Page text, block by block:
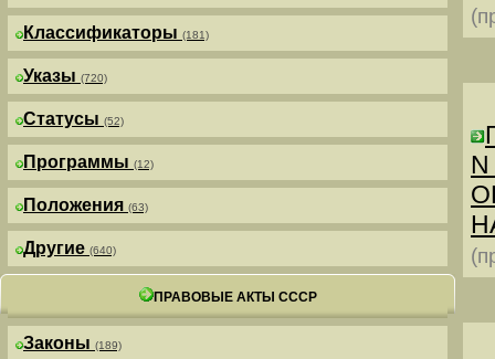
Классификаторы (181)
Указы (720)
Статусы (52)
Программы (12)
Положения (63)
Другие (640)
ПРАВОВЫЕ АКТЫ СССР
Законы (189)